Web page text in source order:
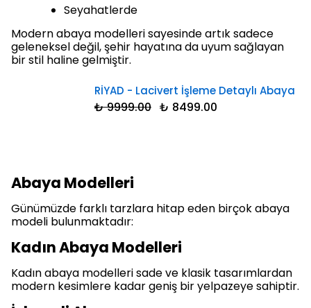
Seyahatlerde
Modern abaya modelleri sayesinde artık sadece
geleneksel değil, şehir hayatına da uyum sağlayan
bir stil haline gelmiştir.
RİYAD - Lacivert İşleme Detaylı Abaya
₺ 9999.00 ₺ 8499.00
Abaya Modelleri
Günümüzde farklı tarzlara hitap eden birçok abaya
modeli bulunmaktadır:
Kadın Abaya Modelleri
Kadın abaya modelleri sade ve klasik tasarımlardan
modern kesimlere kadar geniş bir yelpazeye sahiptir.